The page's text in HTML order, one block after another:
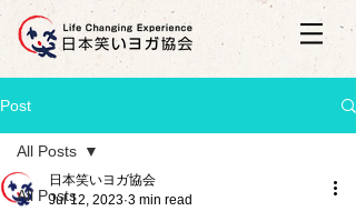
Post
All Posts
All Posts
日本笑いヨガ協会
Jul 12, 2023 3 min read